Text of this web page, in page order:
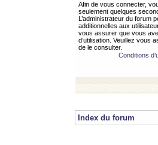
Afin de vous connecter,
seulement quelques
L’administrateur du forum
additionnelles aux
vous assurer que vous
d’utilisation. Veuillez vous
de le consulter.
Conditions
Index du forum